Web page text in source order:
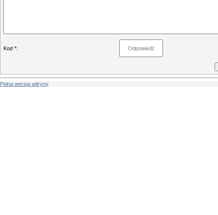
Kod *:
Pełna wersja witryny